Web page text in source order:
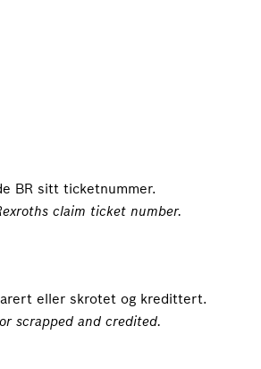
BR sitt ticketnummer.
claim ticket number.
eller skrotet og kredittert.
scrapped and credited.